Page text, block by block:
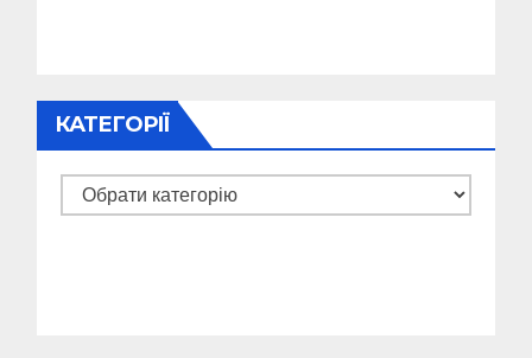
КАТЕГОРІЇ
Категорії